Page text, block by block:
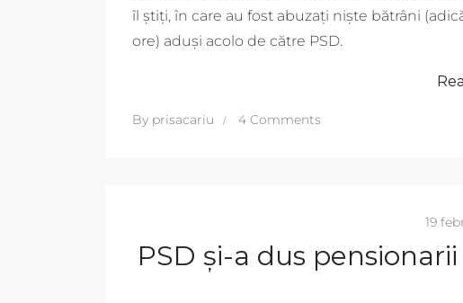
îl știți, în care au fost abuzați niște bătrâni
ore) aduși acolo de către PSD.
By prisacariu 4 Comments
19
PSD și-a dus